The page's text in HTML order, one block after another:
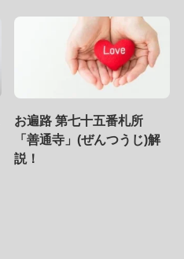
お遍路 第七十五番札所
「善通寺」(ぜんつうじ)解
説！